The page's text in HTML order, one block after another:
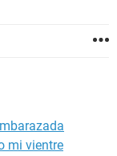
mi vientre